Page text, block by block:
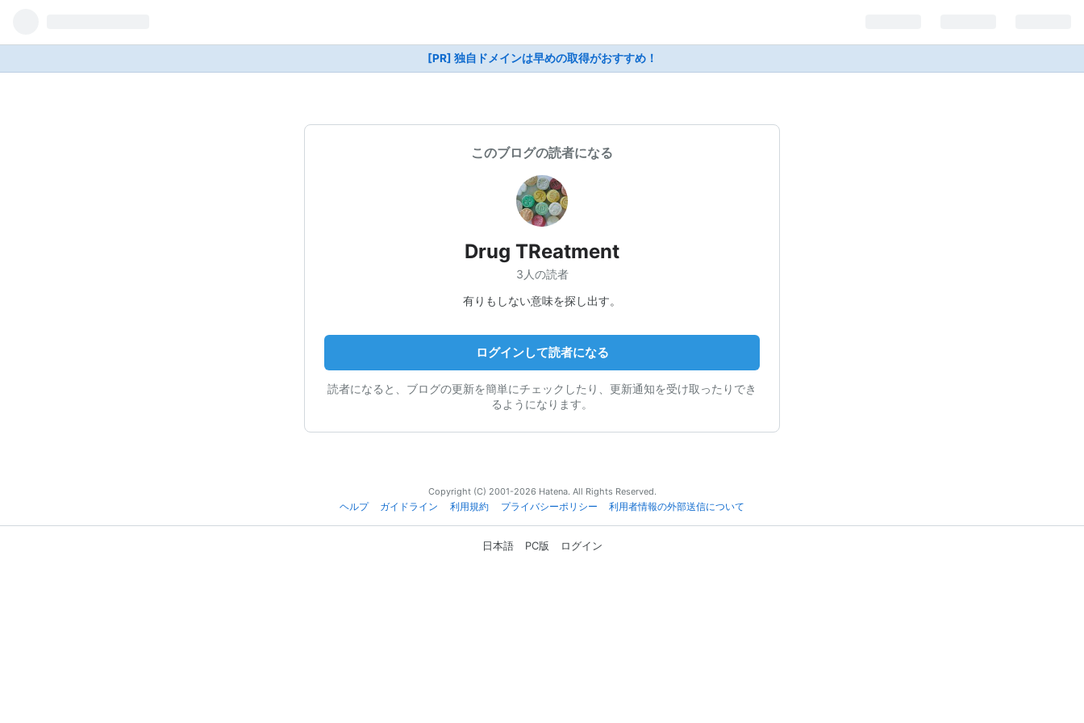
[PR] 独自ドメインは早めの取得がおすすめ！
このブログの読者になる
Drug TReatment
3人の読者
有りもしない意味を探し出す。
ログインして読者になる
読者になると、ブログの更新を簡単にチェックしたり、更新通知を受け取ったりでき
るようになります。
Copyright (C) 2001-2026 Hatena. All Rights Reserved.
ヘルプ
ガイドライン 利用規約 プライバシーポリシー 利用者情報の外部送信について
日本語 PC版 ログイン